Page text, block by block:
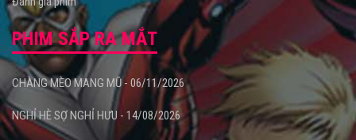
PHIM SẮP RA MẮT
CHÀNG MÈO MANG MŨ - 06/11/2026
NGHỈ HÈ SỢ NGHỈ HƯU - 14/08/2026